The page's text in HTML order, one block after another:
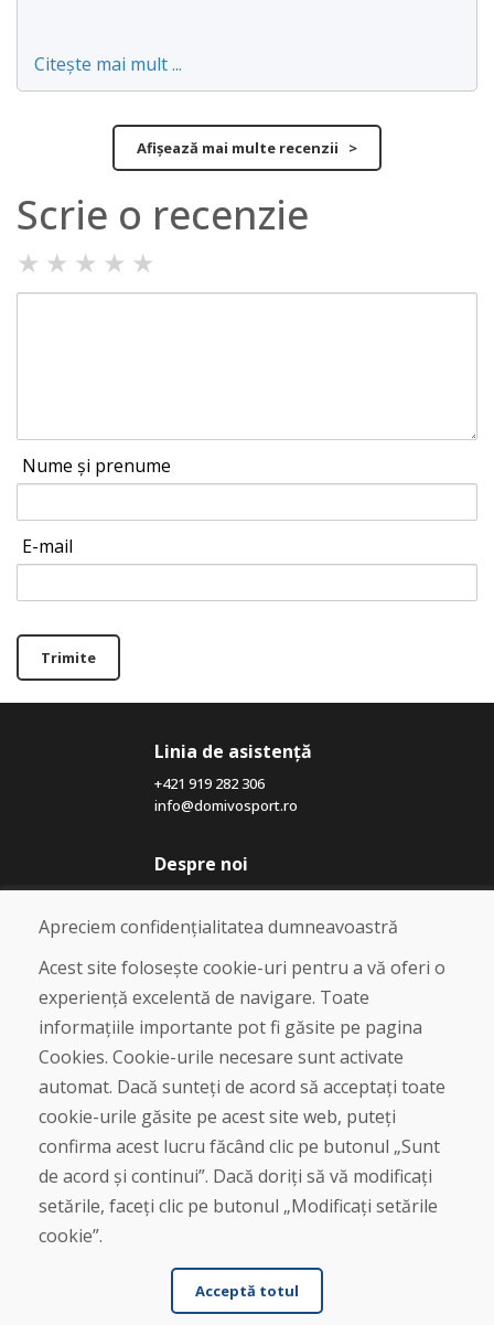
Citește mai mult ...
Afișează mai multe recenzii >
Scrie o recenzie
★ ★ ★ ★ ★
Nume și prenume
E-mail
Trimite
Linia de asistență
+421 919 282 306
info@domivosport.ro
Despre noi
Blog
Despre noi
Magazin
Contact
Cumpărare
Magazin online
Livrare și plată
Plângere
Retur și schimb de mărfuri
Protecția datelor cu caracter personal
Cookies
Apreciem confidențialitatea dumneavoastră
Acest site folosește cookie-uri pentru a vă oferi o
experiență excelentă de navigare. Toate
informațiile importante pot fi găsite pe pagina
Cookies. Cookie-urile necesare sunt activate
automat. Dacă sunteți de acord să acceptați toate
cookie-urile găsite pe acest site web, puteți
confirma acest lucru făcând clic pe butonul „Sunt
de acord și continui”. Dacă doriți să vă modificați
setările, faceți clic pe butonul „Modificați setările
cookie”.
Acceptă totul